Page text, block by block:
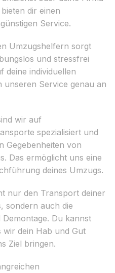
dir einen
Service.
Umzugshelfern sorgt
und stressfrei
deine individuellen
unseren Service genau an
wir auf
spezialisiert und
Gegebenheiten von
Das ermöglicht uns eine
deines Umzugs.
nur den Transport deiner
sondern auch die
Du kannst
wir dein Hab und Gut
Ziel bringen.